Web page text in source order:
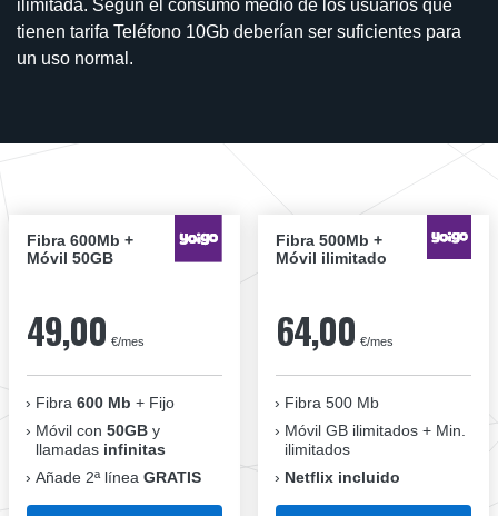
ilimitada. Según el consumo medio de los usuarios que
tienen tarifa Teléfono 10Gb deberían ser suficientes para
un uso normal.
Fibra 600Mb +
Móvil 50GB
49,00 €/mes
Fibra 600 Mb + Fijo
Móvil con 50GB y
llamadas infinitas
Añade 2ª línea GRATIS
Fibra 500Mb +
Móvil ilimitado
64,00 €/mes
Fibra 500 Mb
Móvil GB ilimitados + Min.
ilimitados
Netflix incluido